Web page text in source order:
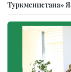
Туркменистана»